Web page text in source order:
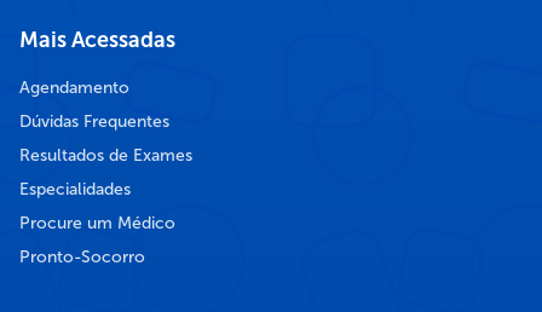
Mais Acessadas
Agendamento
Dúvidas Frequentes
Resultados de Exames
Especialidades
Procure um Médico
Pronto-Socorro